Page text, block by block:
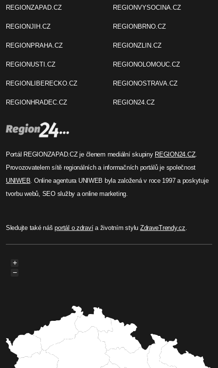
REGIONZAPAD.CZ
REGIONJIH.CZ
REGIONPRAHA.CZ
REGIONUSTI.CZ
REGIONLIBERECKO.CZ
REGIONHRADEC.CZ
REGIONVYSOCINA.CZ
REGIONBRNO.CZ
REGIONZLIN.CZ
REGIONOLOMOUC.CZ
REGIONOSTRAVA.CZ
REGION24.CZ
Portál REGIONZAPAD.CZ je členem mediální skupiny REGION24.CZ.
Provozovatelem sítě regionálních a informačních portálů je společnost
UNIWEB. Online agentura UNIWEB byla založená v roce 1997 a poskytuje
tvorbu webů, SEO služby a online marketing.
Sledujte také nášportál o zdravía životním stylu ZdraveTrendy.cz.
+
−